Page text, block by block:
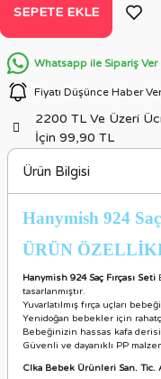
SEPETE EKLE
Whatsapp ile Sipariş Ver
Fiyatı Düşünce Haber Ver
2200 TL Ve Üzeri
İçin 99,90 TL
Ürün Bilgisi
Hanymish 924 Saç
ÜRÜN
Hanymish 924 Saç Fırçası Seti
tasarlanmıştır.
Yuvarlatılmış fırça uçları
Yenidoğan bebekler için
Bebeğinizin hassas kafa
Güvenli ve dayanıklı PP
Clka Bebek Ürünleri San. Tic.